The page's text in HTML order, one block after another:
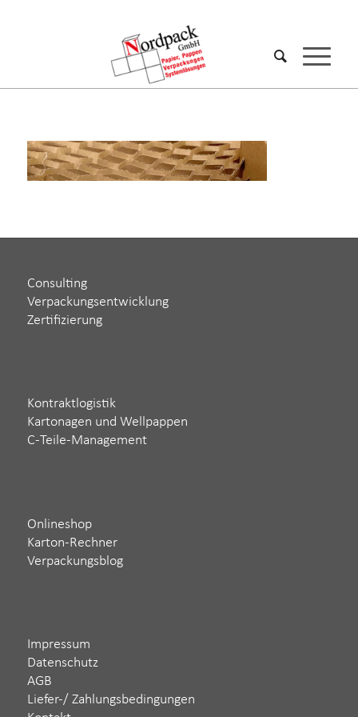
Consulting
Verpackungsentwicklung
Zertifizierung
Kontraktlogistik
Kartonagen und Wellpappen
C-Teile-Management
Onlineshop
Karton-Rechner
Verpackungsblog
Impressum
Datenschutz
AGB
Liefer-/ Zahlungsbedingungen